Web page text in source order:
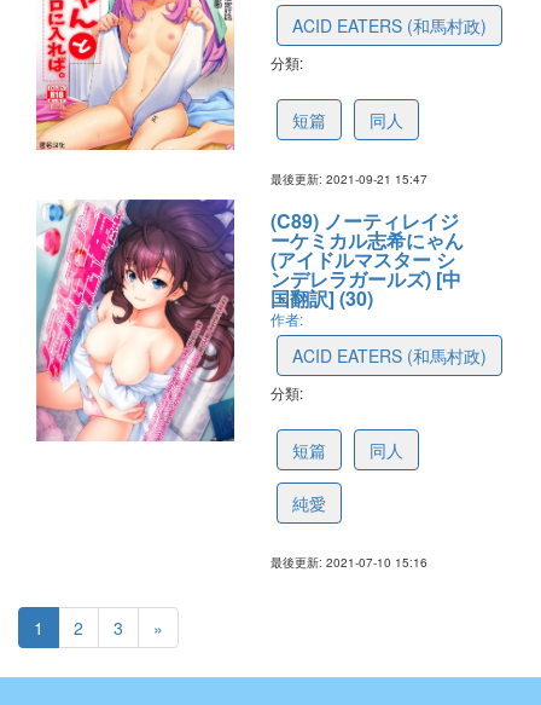
ACID EATERS (和馬村政)
分類:
短篇 同人
最後更新: 2021-09-21 15:47
(C89) ノーティレイジ
ーケミカル志希にゃん
(アイドルマスター シ
ンデレラガールズ) [中
国翻訳] (30)
作者:
ACID EATERS (和馬村政)
分類:
短篇 同人
純愛
最後更新: 2021-07-10 15:16
1 2 3 »